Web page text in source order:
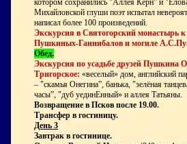
котором сохранились "Аллея Керн” и
Михайловской глуши поэт испытал
написал более 100 произведений.
Экскурсия в Святогорский монастырь
Пушкиных-Ганнибалов и могиле
Обед.
Экскурсия по усадьбе друзей Пушкина
Тригорское: «веселый» дом, английский
– "скамья Онегина”, банька, "зелёная
часы”, "дуб уединЕнный» и аллея Татьяны.
Возвращение в Псков после 19.00.
Трансфер в гостиницу.
День 3
Завтрак в гостинице.